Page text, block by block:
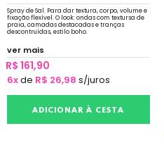
Spray de Sal. Para dar textura, corpo, volume e
fixação flexível. O look: ondas com textursa de
praia, camadas destacadas e tranças
descontruídas, estilo boho.
ver mais
R$ 161,90
6xde R$ 26,98 s/juros
ADICIONAR À CESTA